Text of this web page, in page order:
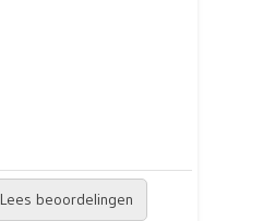
Lees beoordelingen